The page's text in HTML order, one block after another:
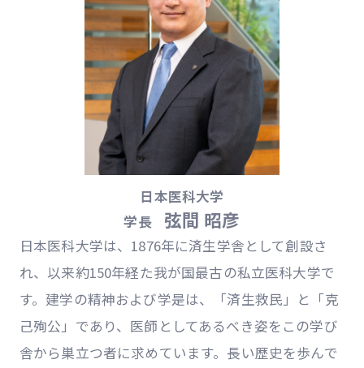
日本医科大学は、1876年に済生学舎として創設さ
れ、以来約150年経た我が国最古の私立医科大学で
す。建学の精神および学是は、「済生救民」と「克
己殉公」であり、医師としてあるべき姿をこの学び
舎から巣立つ者に求めています。長い歴史を歩んで
日本医科大学
学長
弦間 昭彦